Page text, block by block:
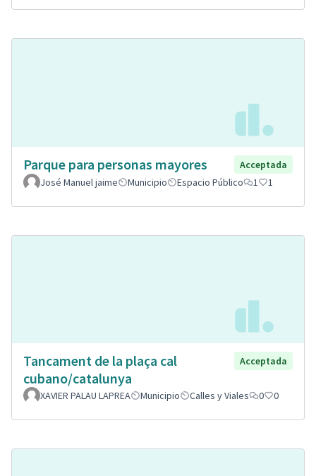
Parque para personas mayores
Acceptada
José Manuel jaime
Municipio Espacio Público 1 1
Tancament de la plaça cal
cubano/catalunya
Acceptada
XAVIER PALAU LAPREA Municipio Calles y Viales 0 0